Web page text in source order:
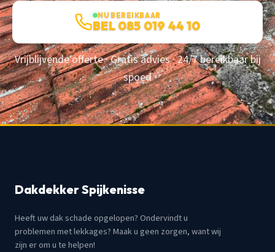
NU BEREIKBAAR
BEL 085 019 44 10
Vrijblijvende offerte · Gratis advies · 24/7 bereikbaar bij
spoed
Dakdekker Spijkenisse
Heeft uw dak schade opgelopen? Ondervindt u
problemen met lekkages? Maak u geen zorgen, want wij
zijn er om u te helpen!